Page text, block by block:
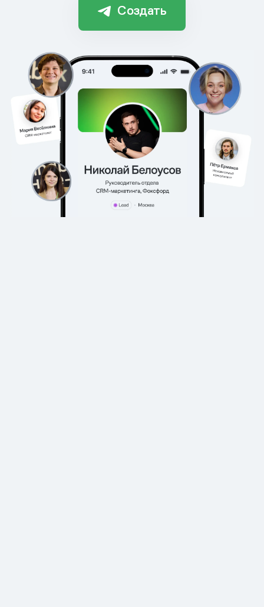
Создать